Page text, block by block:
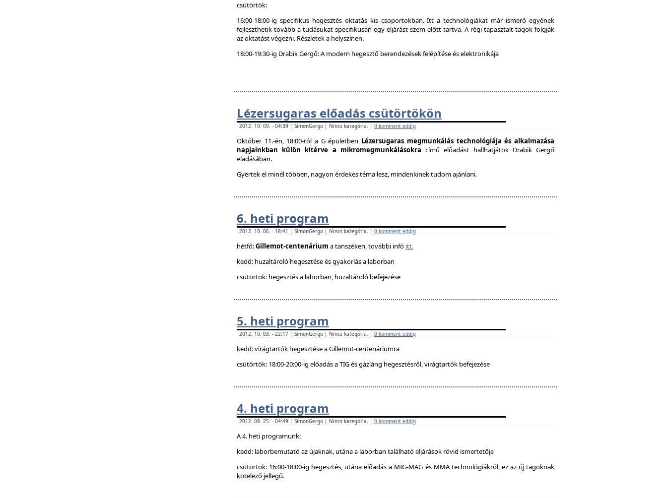
csütörtök:
16:00-18:00-ig specifikus hegesztés oktatás kis csoportokban. Itt a technológiákat már ismerő egyének
fejleszthetik tovább a tudásukat specifikusan egy eljárást szem előtt tartva. A régi tapasztalt tagok folgják
az oktatást végezni. Részletek a helyszínen.
18:00-19:30-ig Drabik Gergő: A modern hegesztő berendezések felépítése és elektronikája
Lézersugaras előadás csütörtökön
2012. 10. 09. - 04:39 | SimonGergo | Nincs kategória. | 0 komment eddig
Október 11.-én, 18:00-tól a G épületben Lézersugaras megmunkálás technológiája és alkalmazása
napjainkban külön kitérve a mikromegmunkálásokracímű előadást hallhatjátok Drabik Gergő
eladásában.
Gyertek el minél többen, nagyon érdekes téma lesz, mindenkinek tudom ajánlani.
6. heti program
2012. 10. 06. - 18:41 | SimonGergo | Nincs kategória. | 0 komment eddig
hétfő:Gillemot-centenárium a tanszéken, további infó itt.
kedd: huzaltároló hegesztése és gyakorlás a laborban
csütörtök: hegesztés a laborban, huzaltároló befejezése
5. heti program
2012. 10. 03. - 22:17 | SimonGergo | Nincs kategória. | 0 komment eddig
kedd: virágtartók hegesztése a Gillemot-centenáriumra
csütörtök: 18:00-20:00-ig előadás a TIG és gázláng hegesztésről, virágtartók befejezése
4. heti program
2012. 09. 25. - 04:49 | SimonGergo | Nincs kategória. | 0 komment eddig
A 4. heti programunk:
kedd: laborbemutató az újaknak, utána a laborban található eljárások rövid ismertetője
csütörtök: 16:00-18:00-ig hegesztés, utána előadás a MIG-MAG és MMA technológiákról, ez az új tagoknak
kötelező jellegű.